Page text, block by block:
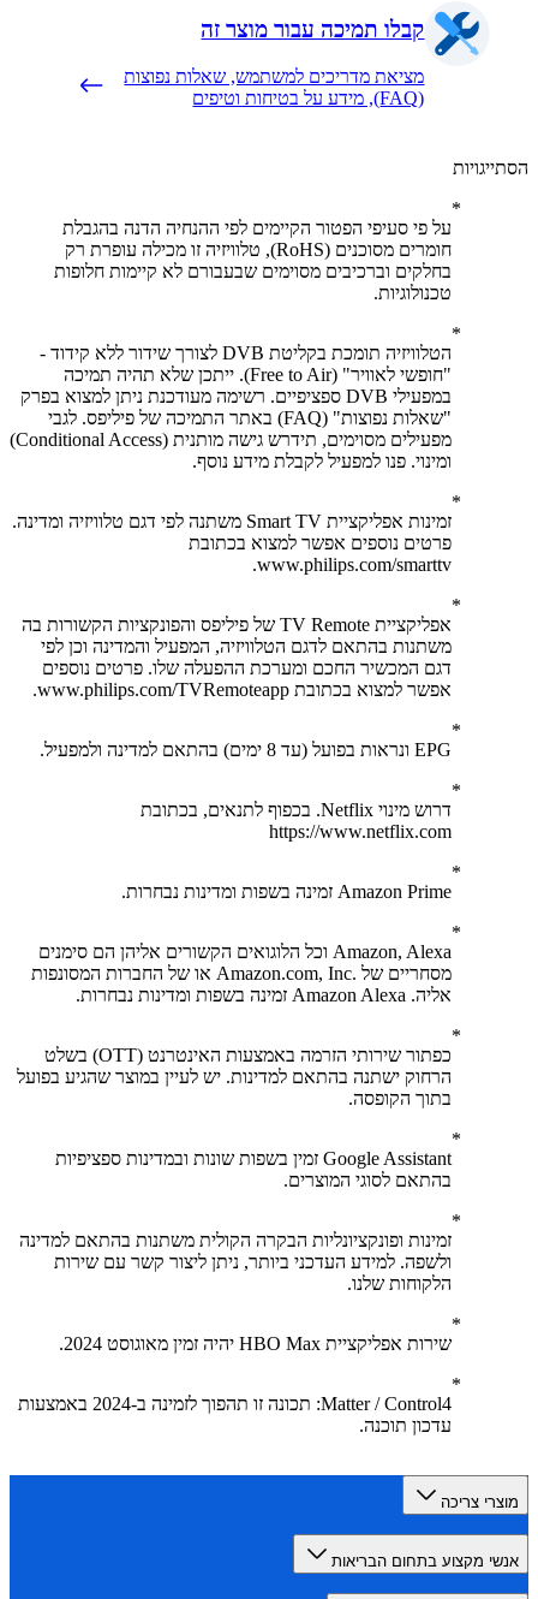
קבלו תמיכה עבור מוצר זה
מציאת מדריכים למשתמש, שאלות נפוצות
על פי סעיפי הפטור הקיימים לפי ההנחיה הדנה בהגבלת
חומרים מסוכנים (RoHS), טלוויזיה זו מכילה עופרת רק
בחלקים וברכיבים מסוימים שבעבורם לא קיימות חלופות
טכנולוגיות.
הטלוויזיה תומכת בקליטת DVB לצורך שידור ללא קידוד -
"חופשי לאוויר" (Free to Air). ייתכן שלא תהיה תמיכה
במפעילי DVB ספציפיים. רשימה מעודכנת ניתן למצוא בפרק
"שאלות נפוצות" (FAQ) באתר התמיכה של פיליפס. לגבי
מפעילים מסוימים, תידרש גישה מותנית (Conditional Access)
ומינוי. פנו למפעיל לקבלת מידע נוסף.
זמינות אפליקציית Smart TV משתנה לפי דגם טלוויזיה ומדינה.
פרטים נוספים אפשר למצוא בכתובת
www.philips.com/smarttv.
אפליקציית TV Remote של פיליפס והפונקציות הקשורות בה
משתנות בהתאם לדגם הטלוויזיה, המפעיל והמדינה וכן לפי
דגם המכשיר החכם ומערכת ההפעלה שלו. פרטים נוספים
אפשר למצוא בכתובת www.philips.com/TVRemoteapp.
דרוש מינוי Netflix. בכפוף לתנאים, בכתובת
https://www.netflix.com
Amazon Prime זמינה בשפות ומדינות נבחרות.
Amazon, Alexa וכל הלוגואים הקשורים אליהן הם סימנים
מסחריים של .‏‎Amazon.com, Inc או של החברות המסונפות
אליה. Amazon Alexa זמינה בשפות ומדינות נבחרות.
כפתור שירותי הזרמה באמצעות האינטרנט (OTT) בשלט
הרחוק ישתנה בהתאם למדינות. יש לעיין במוצר שהגיע בפועל
בתוך הקופסה.
Google Assistant זמין בשפות שונות ובמדינות ספציפיות
בהתאם לסוגי המוצרים.
זמינות ופונקציונליות הבקרה הקולית משתנות בהתאם למדינה
ולשפה. למידע העדכני ביותר, ניתן ליצור קשר עם שירות
הלקוחות שלנו.
שירות אפליקציית HBO Max יהיה זמין מאוגוסט 2024.
Matter / Control4: תכונה זו תהפוך לזמינה ב-2024 באמצעות
עדכון תוכנה.
צריכה
מקצוע בתחום הבריאות